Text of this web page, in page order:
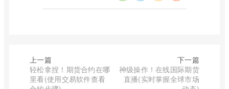
上一篇
轻松拿捏！期货合约在哪
里看(使用交易软件查看
下一篇
神级操作！在线国际期货
直播(实时掌握全球市场